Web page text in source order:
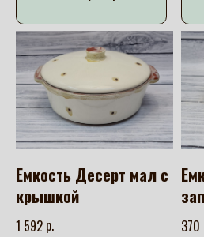
Емкость Десерт мал с
крышкой
1 592 р. 370